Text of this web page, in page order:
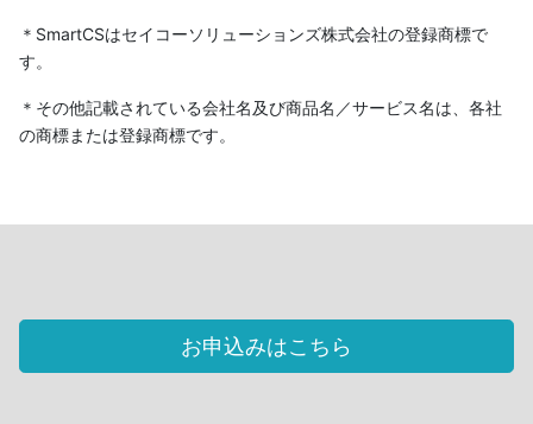
＊SmartCSはセイコーソリューションズ株式会社の登録商標で
す。
＊その他記載されている会社名及び商品名／サービス名は、各社
の商標または登録商標です。
お申込みはこちら